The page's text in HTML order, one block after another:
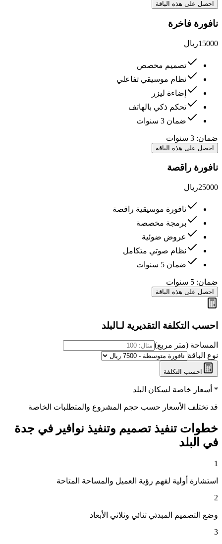
احصل على هذه الباقة
نافورة فاخرة
15000ريال
تصميم مخصص
نظام موسيقي تفاعلي
إضاءة ليزر
تحكم ذكي بالهاتف
ضمان 3 سنوات
ضمان: 3 سنوات
احصل على هذه الباقة
نافورة راقصة
25000ريال
نافورة موسيقية راقصة
برمجة مخصصة
عروض ضوئية
نظام صوتي متكامل
ضمان 5 سنوات
ضمان: 5 سنوات
احصل على هذه الباقة
احسب التكلفة التقديرية لـالبلد
المساحة (متر مربع)
نوع الباقة
احسب التكلفة
* أسعار خاصة لسكان البلد
قد تختلف الأسعار حسب حجم المشروع والمتطلبات الخاصة
خطوات تنفيذ تصميم وتنفيذ نوافير في جدة
في البلد
1
استشارة أولية لفهم رؤية العميل والمساحة المتاحة
2
وضع التصميم المبدئي ثنائي وثلاثي الأبعاد
3